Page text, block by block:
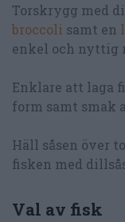
Torskrygg med
broccoli samt en
enkel och nyttig
Enklare att laga
form samt smak
Häll såsen över
fisken med
Val av fisk